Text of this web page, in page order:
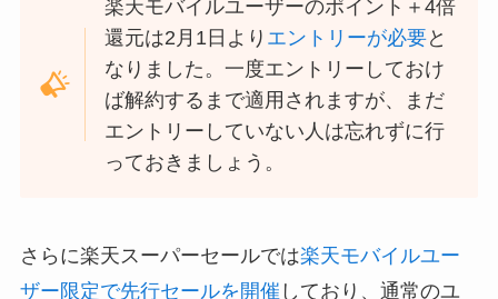
楽天モバイルユーザーのポイント＋4倍
還元は2月1日より エントリーが必要と
なりました。一度エントリーしておけ
ば解約するまで適用されますが、まだ
エントリーしていない人は忘れずに行
っておきましょう。
さらに楽天スーパーセールでは楽天モバイルユー
ザー限定で先行セールを開催 しており、通常のユ